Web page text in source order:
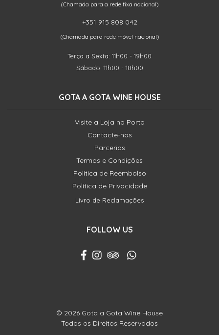
(Chamada para a rede fixa nacional)
+351 915 808 042
(Chamada para rede móvel nacional)
Terça a Sexta: 11h00 - 19h00
Sábado: 11h00 - 18h00
GOTA A GOTA WINE HOUSE
Visite a Loja no Porto
Contacte-nos
Parcerias
Termos e Condições
Política de Reembolso
Política de Privacidade
Livro de Reclamações
FOLLOW US
© 2026 Gota a Gota Wine House
Todos os Direitos Reservados